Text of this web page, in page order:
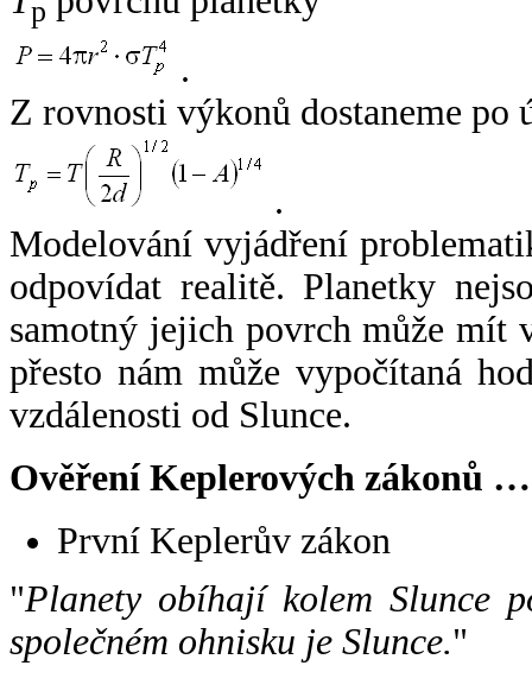
p
.
Z rovnosti výkonů dostaneme po
.
Modelování vyjádření
odpovídat realitě. Planetky
samotný jejich povrch může mít
přesto nám může vypočítaná
vzdálenosti od Slunce.
Ověření Keplerových zákonů …
První Keplerův zákon
"Planety obíhají kolem Slunce
společném ohnisku je Slunce."